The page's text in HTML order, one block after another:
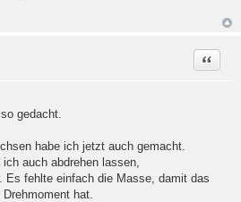
Citeer
gedacht.
habe ich jetzt auch gemacht.
auch abdrehen lassen,
Es fehlte einfach die Masse, damit das
hat.